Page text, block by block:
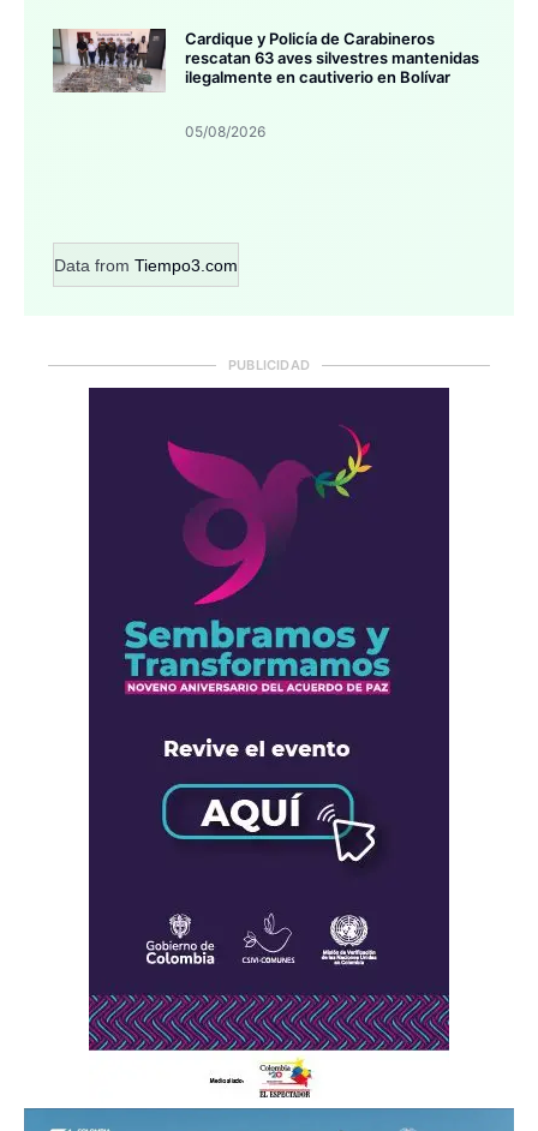
Cardique y Policía de Carabineros
rescatan 63 aves silvestres mantenidas
ilegalmente en cautiverio en Bolívar
05/08/2026
Data from Tiempo3.com
PUBLICIDAD